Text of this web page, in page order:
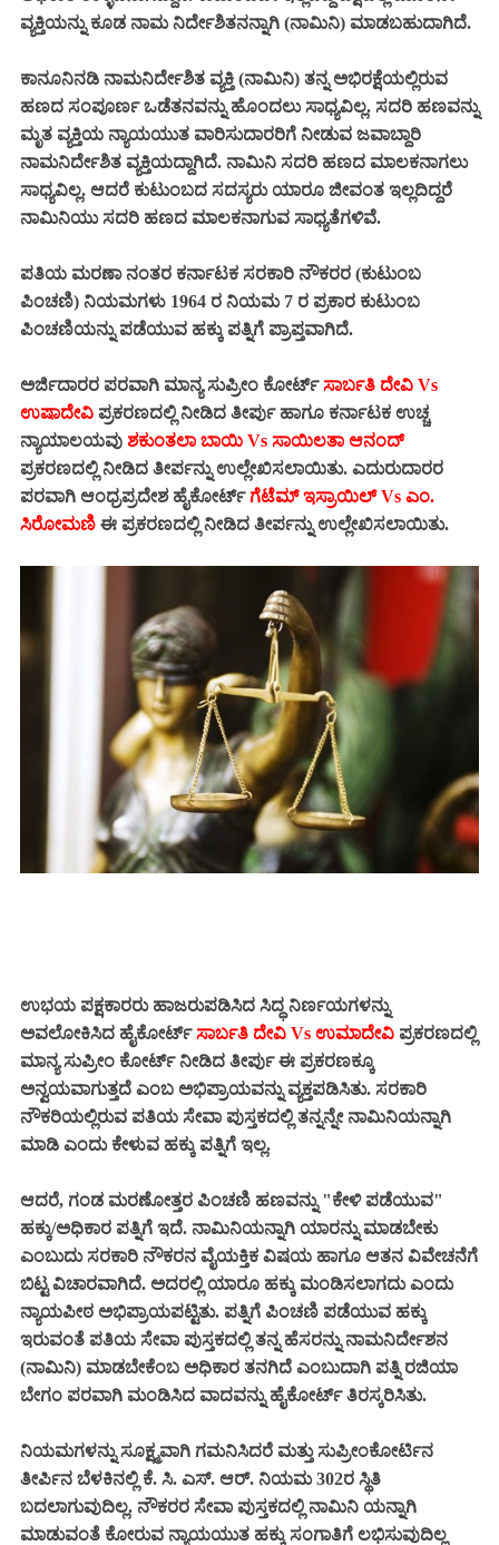
ವ್ಯಕ್ತಿಯನ್ನು ಕೂಡ ನಾಮ ನಿರ್ದೇಶಿತನನ್ನಾಗಿ (ನಾಮಿನಿ) ಮಾಡಬಹುದಾಗಿದೆ.
ಕಾನೂನಿನಡಿ ನಾಮನಿರ್ದೇಶಿತ ವ್ಯಕ್ತಿ (ನಾಮಿನಿ) ತನ್ನ ಅಭಿರಕ್ಷೆಯಲ್ಲಿರುವ
ಹಣದ ಸಂಪೂರ್ಣ ಒಡೆತನವನ್ನು ಹೊಂದಲು ಸಾಧ್ಯವಿಲ್ಲ. ಸದರಿ ಹಣವನ್ನು
ಮೃತ ವ್ಯಕ್ತಿಯ ನ್ಯಾಯಯುತ ವಾರಿಸುದಾರರಿಗೆ ನೀಡುವ ಜವಾಬ್ದಾರಿ
ನಾಮನಿರ್ದೇಶಿತ ವ್ಯಕ್ತಿಯದ್ದಾಗಿದೆ. ನಾಮಿನಿ ಸದರಿ ಹಣದ ಮಾಲಕನಾಗಲು
ಸಾಧ್ಯವಿಲ್ಲ. ಆದರೆ ಕುಟುಂಬದ ಸದಸ್ಯರು ಯಾರೂ ಜೀವಂತ ಇಲ್ಲದಿದ್ದರೆ
ನಾಮಿನಿಯು ಸದರಿ ಹಣದ ಮಾಲಕನಾಗುವ ಸಾಧ್ಯತೆಗಳಿವೆ.
ಪತಿಯ ಮರಣಾ ನಂತರ ಕರ್ನಾಟಕ ಸರಕಾರಿ ನೌಕರರ (ಕುಟುಂಬ
ಪಿಂಚಣಿ) ನಿಯಮಗಳು 1964 ರ ನಿಯಮ 7 ರ ಪ್ರಕಾರ ಕುಟುಂಬ
ಪಿಂಚಣಿಯನ್ನು ಪಡೆಯುವ ಹಕ್ಕು ಪತ್ನಿಗೆ ಪ್ರಾಪ್ತವಾಗಿದೆ.
ಅರ್ಜಿದಾರರ ಪರವಾಗಿ ಮಾನ್ಯ ಸುಪ್ರೀಂ ಕೋರ್ಟ್ಸಾರ್ಬತಿ ದೇವಿ Vs
ಉಷಾದೇವಿ ಪ್ರಕರಣದಲ್ಲಿ ನೀಡಿದ ತೀರ್ಪು ಹಾಗೂ ಕರ್ನಾಟಕ ಉಚ್ಚ
ನ್ಯಾಯಾಲಯವು ಶಕುಂತಲಾ ಬಾಯಿ Vs ಸಾಯಿಲತಾ ಆನಂದ್
ಪ್ರಕರಣದಲ್ಲಿ ನೀಡಿದ ತೀರ್ಪನ್ನು ಉಲ್ಲೇಖಿಸಲಾಯಿತು. ಎದುರುದಾರರ
ಪರವಾಗಿ ಆಂಧ್ರಪ್ರದೇಶ ಹೈಕೋರ್ಟ್ ಗೆಟೆಮ್ ಇಸ್ರಾಯಿಲ್ Vs ಎಂ.
ಸಿರೋಮಣಿ ಈ ಪ್ರಕರಣದಲ್ಲಿ ನೀಡಿದ ತೀರ್ಪನ್ನು ಉಲ್ಲೇಖಿಸಲಾಯಿತು.
ಉಭಯ ಪಕ್ಷಕಾರರು ಹಾಜರುಪಡಿಸಿದ ಸಿದ್ಧ ನಿರ್ಣಯಗಳನ್ನು
ಅವಲೋಕಿಸಿದ ಹೈಕೋರ್ಟ್ಸಾರ್ಬತಿ ದೇವಿ Vs ಉಮಾದೇವಿ ಪ್ರಕರಣದಲ್ಲಿ
ಮಾನ್ಯ ಸುಪ್ರೀಂ ಕೋರ್ಟ್ ನೀಡಿದ ತೀರ್ಪು ಈ ಪ್ರಕರಣಕ್ಕೂ
ಅನ್ವಯವಾಗುತ್ತದೆ ಎಂಬ ಅಭಿಪ್ರಾಯವನ್ನು ವ್ಯಕ್ತಪಡಿಸಿತು. ಸರಕಾರಿ
ನೌಕರಿಯಲ್ಲಿರುವ ಪತಿಯ ಸೇವಾ ಪುಸ್ತಕದಲ್ಲಿ ತನ್ನನ್ನೇ ನಾಮಿನಿಯನ್ನಾಗಿ
ಮಾಡಿ ಎಂದು ಕೇಳುವ ಹಕ್ಕು ಪತ್ನಿಗೆ ಇಲ್ಲ.
ಆದರೆ, ಗಂಡ ಮರಣೋತ್ತರ ಪಿಂಚಣಿ ಹಣವನ್ನು "ಕೇಳಿ ಪಡೆಯುವ"
ಹಕ್ಕು/ಅಧಿಕಾರ ಪತ್ನಿಗೆ ಇದೆ. ನಾಮಿನಿಯನ್ನಾಗಿ ಯಾರನ್ನು ಮಾಡಬೇಕು
ಎಂಬುದು ಸರಕಾರಿ ನೌಕರನ ವೈಯಕ್ತಿಕ ವಿಷಯ ಹಾಗೂ ಆತನ ವಿವೇಚನೆಗೆ
ಬಿಟ್ಟ ವಿಚಾರವಾಗಿದೆ. ಅದರಲ್ಲಿ ಯಾರೂ ಹಕ್ಕು ಮಂಡಿಸಲಾಗದು ಎಂದು
ನ್ಯಾಯಪೀಠ ಅಭಿಪ್ರಾಯಪಟ್ಟಿತು. ಪತ್ನಿಗೆ ಪಿಂಚಣಿ ಪಡೆಯುವ ಹಕ್ಕು
ಇರುವಂತೆ ಪತಿಯ ಸೇವಾ ಪುಸ್ತಕದಲ್ಲಿ ತನ್ನ ಹೆಸರನ್ನು ನಾಮನಿರ್ದೇಶನ
(ನಾಮಿನಿ) ಮಾಡಬೇಕೆಂಬ ಅಧಿಕಾರ ತನಗಿದೆ ಎಂಬುದಾಗಿ ಪತ್ನಿ ರಜಿಯಾ
ಬೇಗಂ ಪರವಾಗಿ ಮಂಡಿಸಿದ ವಾದವನ್ನು ಹೈಕೋರ್ಟ್ ತಿರಸ್ಕರಿಸಿತು.
ನಿಯಮಗಳನ್ನು ಸೂಕ್ಷ್ಮವಾಗಿ ಗಮನಿಸಿದರೆ ಮತ್ತು ಸುಪ್ರೀಂಕೋರ್ಟಿನ
ತೀರ್ಪಿನ ಬೆಳಕಿನಲ್ಲಿ ಕೆ. ಸಿ. ಎಸ್. ಆರ್. ನಿಯಮ 302ರ ಸ್ಥಿತಿ
ಬದಲಾಗುವುದಿಲ್ಲ. ನೌಕರರ ಸೇವಾ ಪುಸ್ತಕದಲ್ಲಿ ನಾಮಿನಿ ಯನ್ನಾಗಿ
ಮಾಡುವಂತೆ ಕೋರುವ ನ್ಯಾಯಯುತ ಹಕ್ಕು ಸಂಗಾತಿಗೆ ಲಭಿಸುವುದಿಲ್ಲ